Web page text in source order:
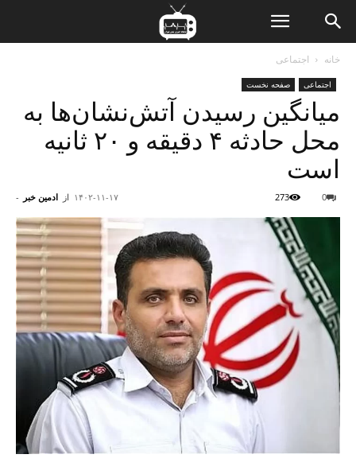
خانه اجتماعی
اجتماعی صفحه نخست
میانگین رسیدن آتش‌نشان‌ها به
محل حادثه ۴ دقیقه و ۲۰ ثانیه
است
از ادمین خبر - ۱۴۰۲-۱۱-۱۷ 0
273